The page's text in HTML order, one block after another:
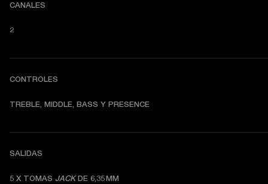
CANALES
2
CONTROLES
TREBLE, MIDDLE, BASS Y PRESENCE
SALIDAS
5 X TOMAS JACK DE 6,35 MM